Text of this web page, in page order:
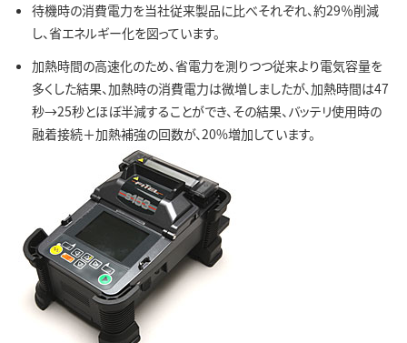
待機時の消費電力を当社従来製品に比べそれぞれ、約29％削減
し、省エネルギー化を図っています。
加熱時間の高速化のため、省電力を測りつつ従来より電気容量を
多くした結果、加熱時の消費電力は微増しましたが、加熱時間は47
秒→25秒とほぼ半減することができ、その結果、バッテリ使用時の
融着接続＋加熱補強の回数が、20%増加しています。